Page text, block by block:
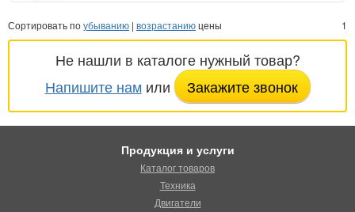
Сортировать поубыванию | возрастаниюцены 1
Не нашли в каталоге нужный товар?
Напишите намили Закажите звонок
Продукция и услуги
Каталог товаров
Техника
Двигатели